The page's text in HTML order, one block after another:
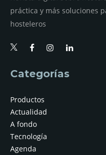
práctica y más soluciones
hosteleros
Categorías
Productos
Actualidad
A fondo
Tecnología
Agenda